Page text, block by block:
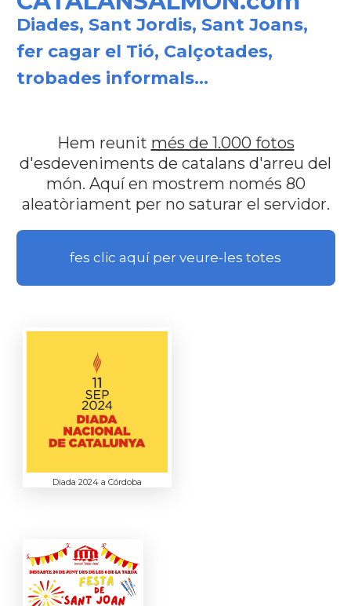
Diades, Sant Jordis, Sant Joans,
fer cagar el Tió, Calçotades,
trobades informals...
Hem reunit més de 1.000 fotos
d'esdeveniments de catalans d'arreu del
món. Aquí en mostrem només 80
aleatòriament per no saturar el servidor.
fes clic aquí per veure-les totes
Diada 2024 a Córdoba